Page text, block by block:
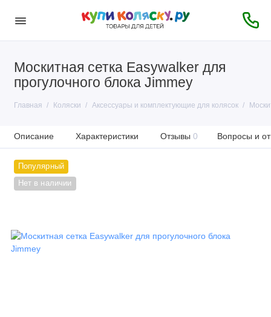
Москитная сетка Easywalker для
прогулочного блока Jimmey
Главная Коляски Аксессуары и комплектующие для колясок
Описание Характеристики Отзывы 0 Вопросы и
Популярный
Нет в наличии